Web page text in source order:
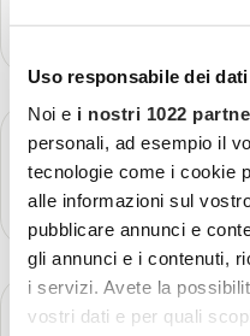
Uso responsabile dei dati
Noi e i nostri 1022
personali, ad esempio il
tecnologie come i cookie
alle informazioni sul
pubblicare annunci e
gli annunci e i contenuti,
i servizi. Avete la
vostri dati e per quali
Più dettagli
Parigi
Più dettagli
Parigi - Giverny - Rouen -